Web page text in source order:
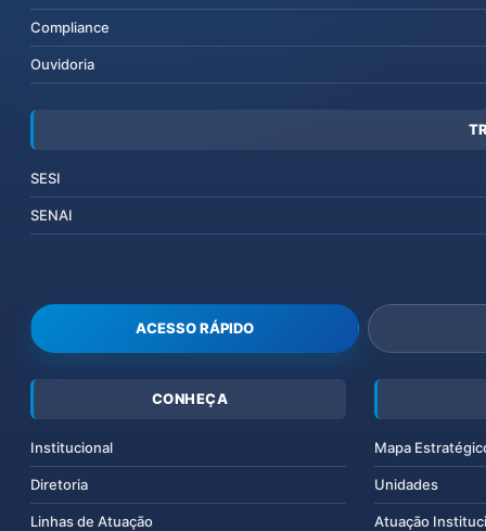
Compliance
Ouvidoria
SESI
SENAI
ACESSO RÁPIDO
CONHEÇA
Institucional
Diretoria
Linhas de Atuação
Mapa
Unidades
Atuação